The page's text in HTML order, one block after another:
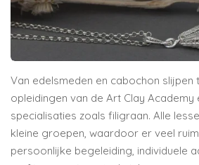
Van edelsmeden en cabochon
opleidingen van de Art Clay Academy
specialisaties zoals filigraan. Alle
kleine groepen, waardoor er veel
persoonlijke begeleiding, individuele